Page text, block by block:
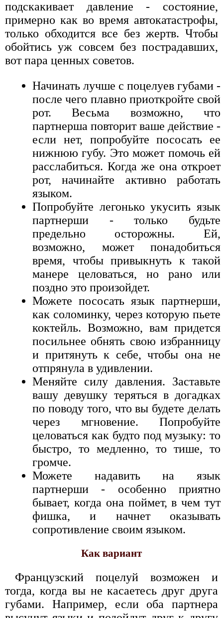
подскакивает давление - состояние,
примерно как во время автокатастрофы,
только обходится все без жертв. Чтобы
обойтись уж совсем без пострадавших,
вот пара ценных советов.
Начинать лучше с поцелуев губами -
после чего плавно приоткройте свой
рот. Весьма возможно, что
партнерша повторит ваше действие -
если нет, попробуйте пососать ее
нижнюю губу. Это может помочь ей
расслабиться. Когда же она откроет
рот, начинайте активно работать
языком.
Попробуйте легонько укусить язык
партнерши - только будьте
предельно осторожны. Ей,
возможно, может понадобиться
время, чтобы привыкнуть к такой
манере целоваться, но рано или
поздно это произойдет.
Можете пососать язык партнерши,
как соломинку, через которую пьете
коктейль. Возможно, вам придется
посильнее обнять свою избранницу
и притянуть к себе, чтобы она не
отпрянула в удивлении.
Меняйте силу давления. Заставьте
вашу девушку теряться в догадках
по поводу того, что вы будете делать
через мгновение. Попробуйте
целоваться как будто под музыку: то
быстро, то медленно, то тише, то
громче.
Можете надавить на язык
партнерши - особенно приятно
бывает, когда она поймет, в чем тут
фишка, и начнет оказывать
сопротивление своим языком.
Как вариант
Французский поцелуй возможен и
тогда, когда вы не касаетесь друг друга
губами. Например, если оба партнера